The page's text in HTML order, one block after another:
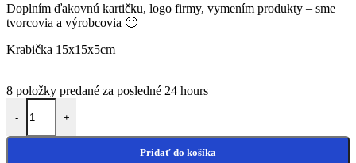
Doplním ďakovnú kartičku, logo firmy, vymením produkty – sme
tvorcovia a výrobcovia 🙂
Krabička 15x15x5cm
8 položky predané za posledné 24 hours
-
množstvo Darčeková krabička sladká Červená
+
Pridať do košíka